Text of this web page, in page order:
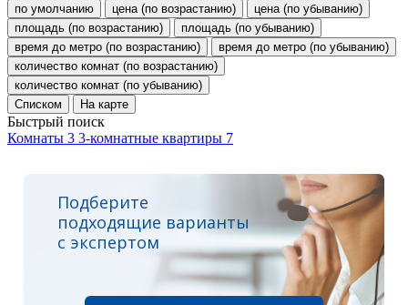
по умолчанию
цена (по возрастанию)
цена (по убыванию)
площадь (по возрастанию)
площадь (по убыванию)
время до метро (по возрастанию)
время до метро (по убыванию)
количество комнат (по возрастанию)
количество комнат (по убыванию)
Списком
На карте
Быстрый поиск
Комнаты 3 3-комнатные квартиры 7
Подберите
подходящие варианты
с экспертом